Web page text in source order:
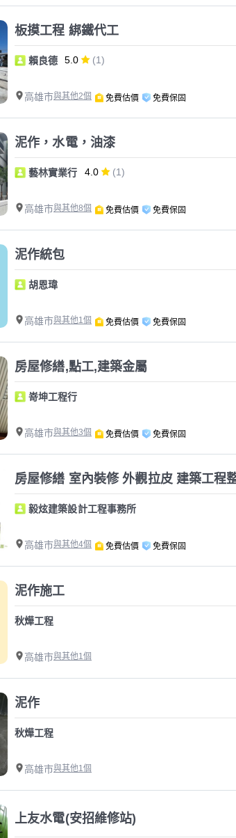
板摸工程 綁鐵代工
賴良德 5.0 (1)
高雄市與其他2個 免費估價 免費保固
泥作，水電，油漆
藝林實業行 4.0 (1)
高雄市與其他8個 免費估價 免費保固
泥作統包
胡恩瑋
高雄市與其他1個 免費估價 免費保固
房屋修繕,點工,建築金屬
嵜坤工程行
高雄市與其他3個 免費估價 免費保固
房屋修繕 室內裝修 外觀拉皮 建築工程
毅炫建築設計工程事務所
高雄市與其他4個 免費估價 免費保固
泥作施工
秋燁工程
高雄市與其他1個
泥作
秋燁工程
高雄市與其他1個
上友水電(安招維修站)